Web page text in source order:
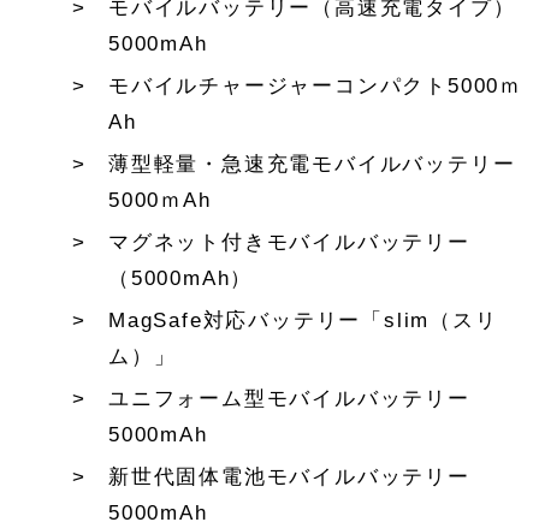
モバイルバッテリー（高速充電タイプ）
5000mAh
モバイルチャージャーコンパクト5000ｍ
Ah
薄型軽量・急速充電モバイルバッテリー
5000ｍAh
マグネット付きモバイルバッテリー
（5000mAh）
MagSafe対応バッテリー「slim（スリ
ム）」
ユニフォーム型モバイルバッテリー
5000mAh
新世代固体電池モバイルバッテリー
5000mAh